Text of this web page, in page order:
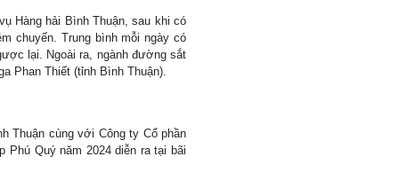
Hàng hải Bình Thuận, sau khi có
chuyến. Trung bình mỗi ngày có
lại. Ngoài ra, ngành đường sắt
Phan Thiết (tỉnh Bình Thuận).
Thuận cùng với Công ty Cổ phần
Phú Quý năm 2024 diễn ra tại bãi